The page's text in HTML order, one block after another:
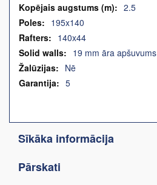
2.5
195x140
140x44
19 mm āra apšuvums
Nē
5
Sīkāka informācija
Pārskati